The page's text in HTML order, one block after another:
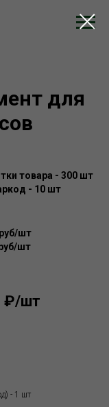
для
товара - 300 шт
- 10 шт
шт
шт
₽/шт
- 1 шт